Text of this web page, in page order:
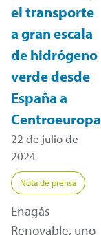
el transporte
a gran escala
de hidrógeno
verde desde
España a
Centroeuropa
22 de julio de
2024
Nota de prensa
Enagás
Renovable, uno